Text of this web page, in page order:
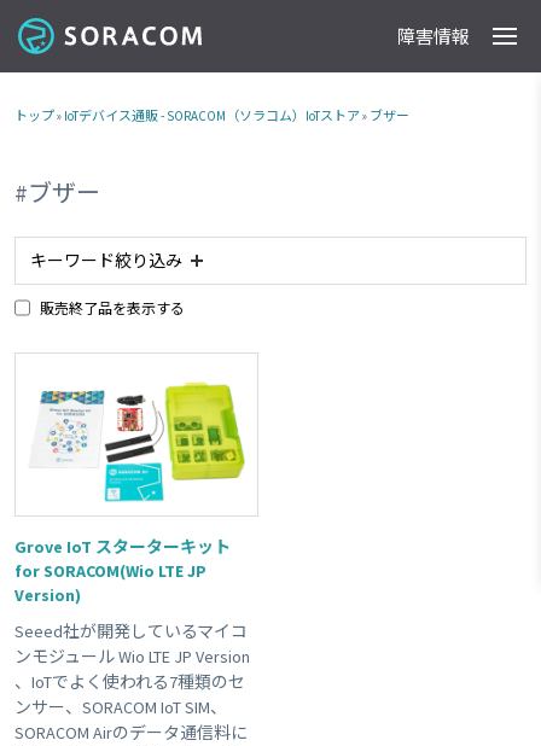
製品
事例
料金
ドキュメント
導入支援
IoTストア
最新情報 障害情報
トップ» IoTデバイス通販 - SORACOM（ソラコム）IoTストア» ブザー
#ブザー
キーワード絞り込み
#planX2 #planX3
#plan-K #LPWA #planP1
#plan01s #IoTレシピ
#スターターキット商品 #plan-KM1
#超音波センサー #LTE
#販売終了品 #plan-DU
#組み込み #USB電源
#plan01s-LDV #レビュー
販売終了品を表示する
Grove IoT スターターキット
for SORACOM(Wio LTE JP
Version)
Seeed社が開発しているマイコ
ンモジュール Wio LTE JP Version
、IoTでよく使われる7種類のセ
ンサー、SORACOM IoT SIM、
SORACOM Airのデータ通信料に